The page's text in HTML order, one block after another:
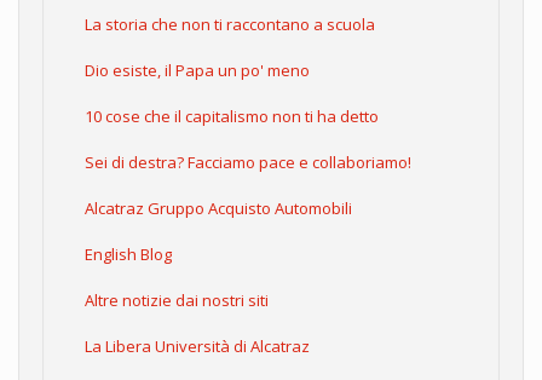
La storia che non ti raccontano a scuola
Dio esiste, il Papa un po' meno
10 cose che il capitalismo non ti ha detto
Sei di destra? Facciamo pace e collaboriamo!
Alcatraz Gruppo Acquisto Automobili
English Blog
Altre notizie dai nostri siti
La Libera Università di Alcatraz